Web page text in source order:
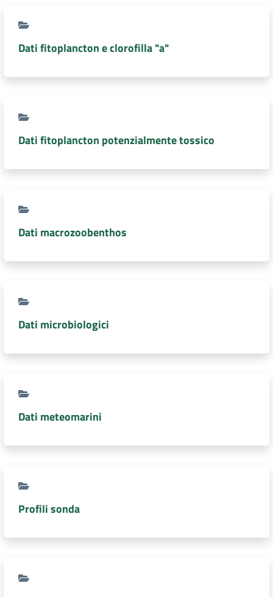
Dati fitoplancton e clorofilla "a"
Dati fitoplancton potenzialmente tossico
Dati macrozoobenthos
Dati microbiologici
Dati meteomarini
Profili sonda